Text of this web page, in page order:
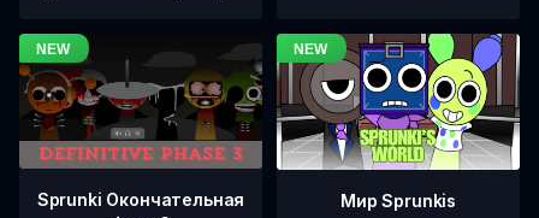
Sprunki Окончательная
Мир Sprunkis